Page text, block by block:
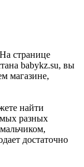
странице
babykz.su, вы
магазине,
найти
разных
достаточно